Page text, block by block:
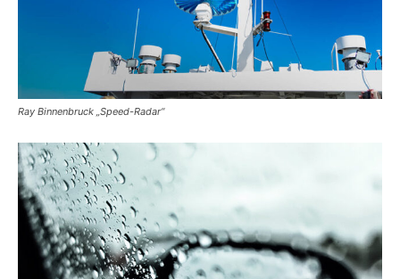
Ray Binnenbruck „Speed-Radar“